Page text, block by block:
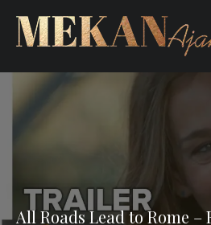
All Roads Lead to Rome